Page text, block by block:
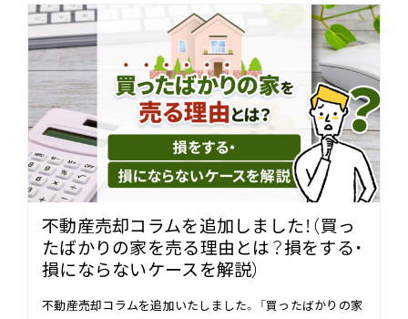
不動産売却コラムを追加しました！（買っ
たばかりの家を売る理由とは？損をする・
損にならないケースを解説）
不動産売却コラムを追加いたしました。 「買ったばかりの家